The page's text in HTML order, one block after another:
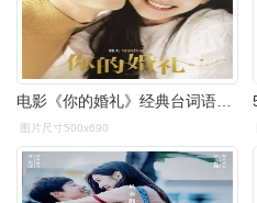
电影《你的婚礼》经典台词语录文案摘抄大全
图片尺寸500x690